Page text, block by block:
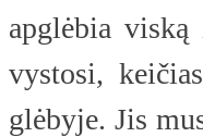
apglėbia
vystosi,
glėbyje. Jis